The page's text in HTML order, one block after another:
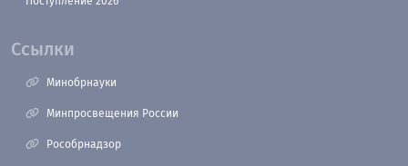
Ссылки
Минобрнауки
Минпросвещения России
Рособрнадзор